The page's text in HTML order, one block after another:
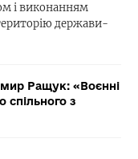
і виконанням
держави-
Ращук: «Воєнні
спільного з